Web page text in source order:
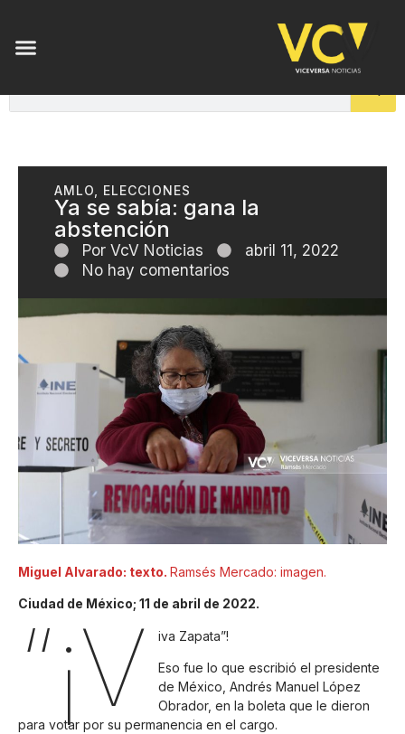
AMLO ELECCIONES
Ya se sabía: gana la
abstención
Por VcV Noticias
abril 11, 2022
No hay comentarios
Miguel Alvarado: texto. Ramsés Mercado: imagen.
Ciudad de México; 11 de abril de 2022.
“¡V iva Zapata”!
Eso fue lo que escribió el presidente
de México, Andrés Manuel López
Obrador, en la boleta que le dieron
para votar por su permanencia en el cargo.